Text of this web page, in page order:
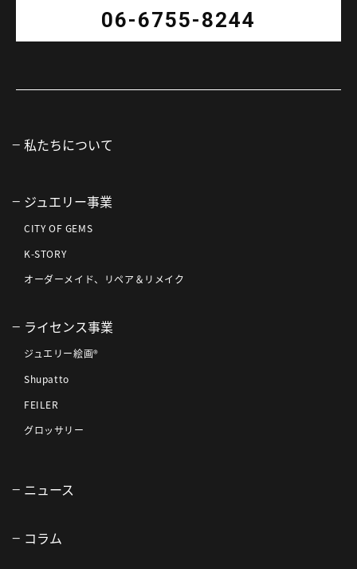
06-6755-8244
私たちについて
ジュエリー事業
CITY OF GEMS
K-STORY
オーダーメイド、リペア＆リメイク
ライセンス事業
ジュエリー絵画®
Shupatto
FEILER
グロッサリー
ニュース
コラム